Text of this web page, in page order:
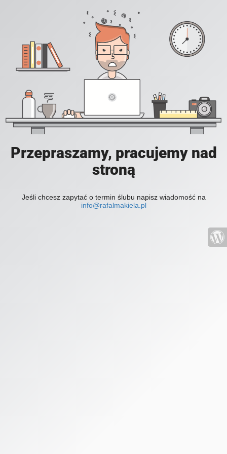
Przepraszamy, pracujemy nad
stroną
Jeśli chcesz zapytać o termin ślubu napisz wiadomość na
info@rafalmakiela.pl